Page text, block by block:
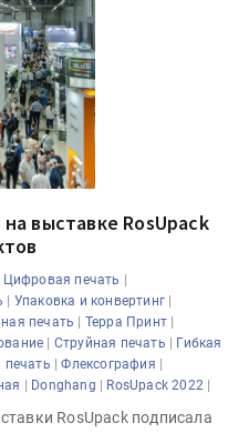
выставке RosUpack
Цифровая печать |
| Упаковка и конвертинг |
печать | Терра Принт |
| Струйная печать | Гибкая
печать |Флексография |
| Donghang | RosUpack 2022 |
RosUpack подписала